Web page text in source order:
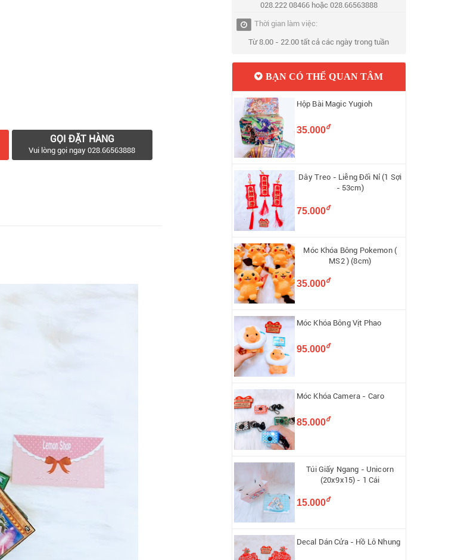
GỌI ĐẶT HÀNG
Vui lòng gọi ngay 028.66563888
028.222 08466 hoặc 028.66563888
Thời gian làm việc:
Từ 8.00 - 22.00 tất cả các ngày trong tuần
BẠN CÓ THỂ QUAN TÂM
Hộp Bài Magic Yugioh
35.000đ
Dây Treo - Liễng Đối Nỉ (1 Sợi
- 53cm)
75.000đ
Móc Khóa Bông Pokemon (
MS2 ) (8cm)
35.000đ
Móc Khóa Bông Vịt Phao
95.000đ
Móc Khóa Camera - Caro
85.000đ
Túi Giấy Ngang - Unicorn
(20x9x15) - 1 Cái
15.000đ
Decal Dán Cửa - Hồ Lô Nhung